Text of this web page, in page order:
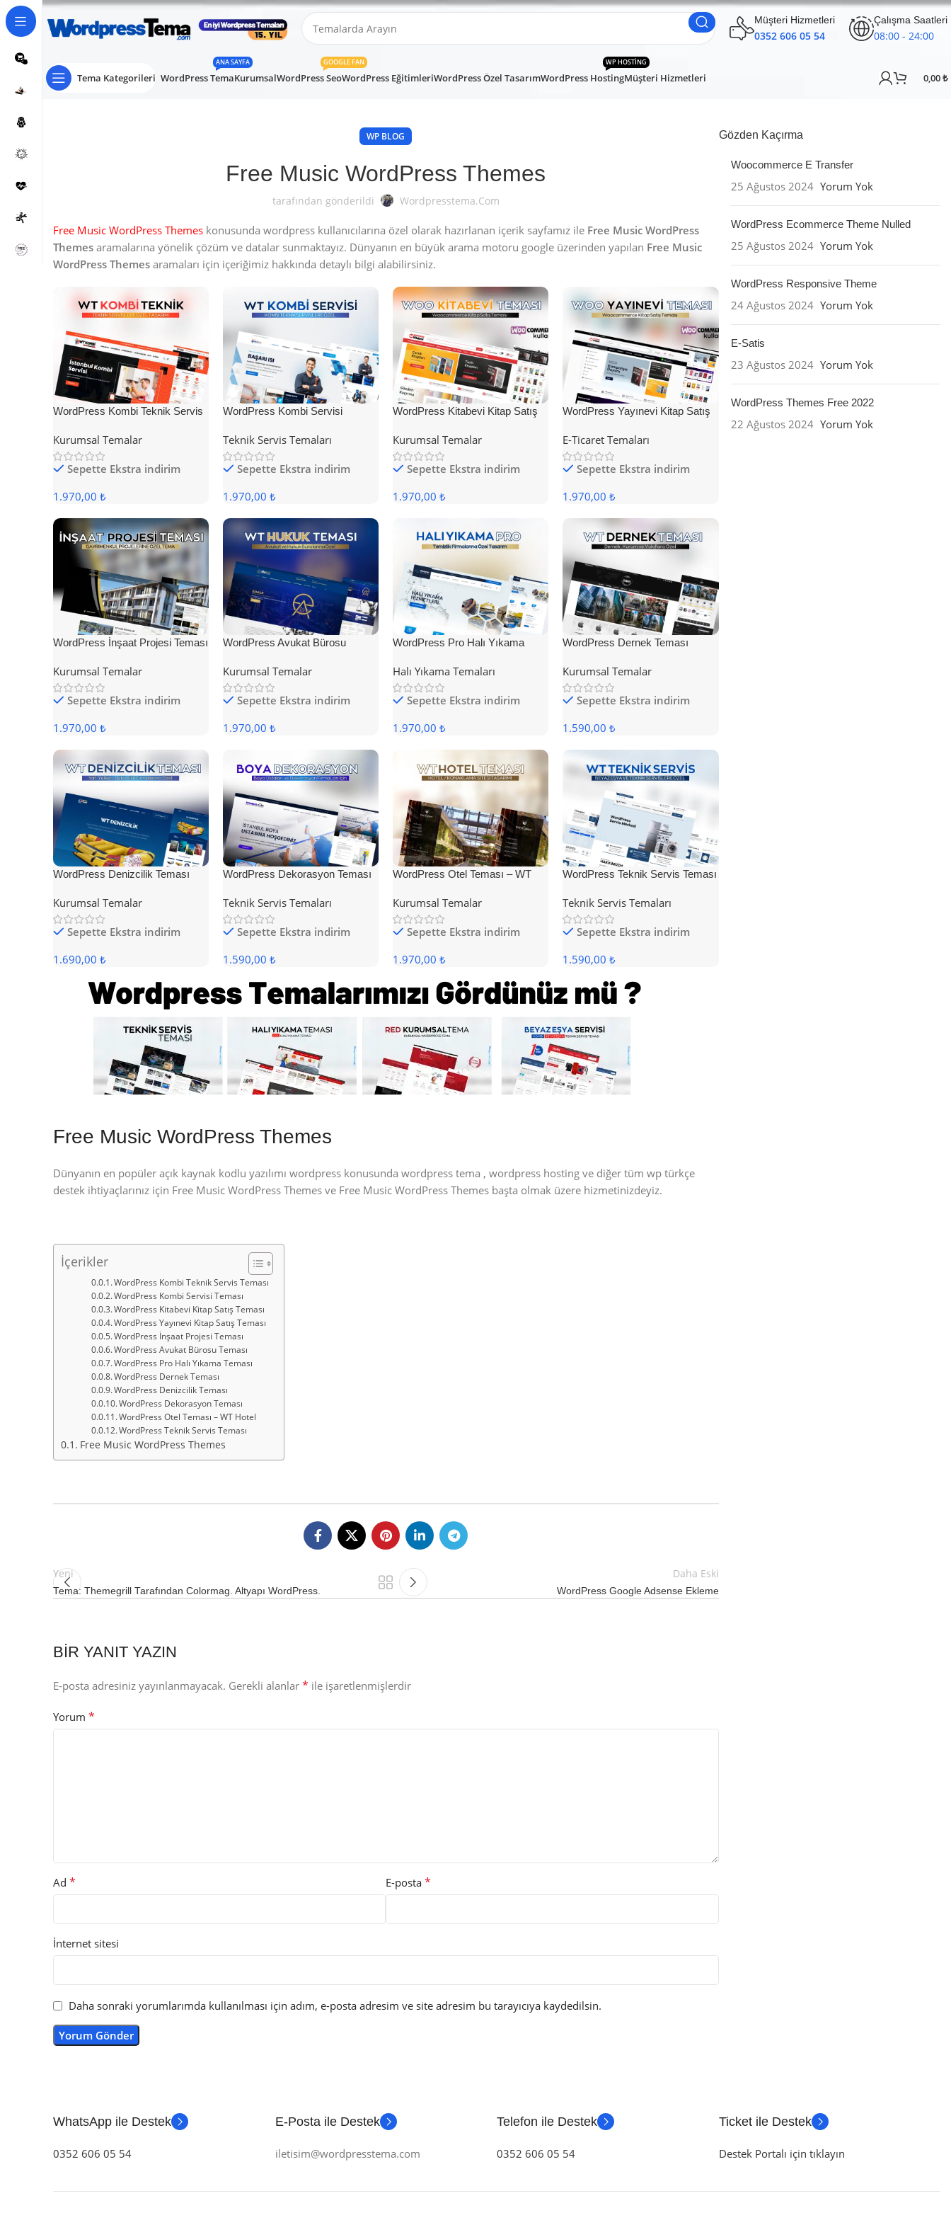
Müşteri Hizmetleri
0352 606 05 54
Çalışma Saatleri
08:00 - 24:00
Tema Kategorileri WordPress Tema
ANA SAYFA
KurumsalWordPress Seo
GOOGLE FAN
WordPress EğitimleriWordPress Özel TasarımWordPress Hosting
WP HOSTING
Müşteri Hizmetleri 0,00₺
WP BLOG
Free Music WordPress Themes
tarafından gönderildi Wordpresstema.com
Free Music WordPress Themes konusunda wordpress kullanıcılarına özel olarak hazırlanan içerik sayfamız ile Free Music WordPress
Themes aramalarına yönelik çözüm ve datalar sunmaktayız. Dünyanın en büyük arama motoru google üzerinden yapılan Free Music
WordPress Themes aramaları için içeriğimiz hakkında detaylı bilgi alabilirsiniz.
WordPress Kombi Teknik Servis
Kurumsal Temalar
Sepette Ekstra indirim
1.970,00 ₺
WordPress Kombi Servisi
Teknik Servis Temaları
Sepette Ekstra indirim
1.970,00 ₺
WordPress Kitabevi Kitap Satış
Kurumsal Temalar
Sepette Ekstra indirim
1.970,00 ₺
WordPress Yayınevi Kitap Satış
E-Ticaret Temaları
Sepette Ekstra indirim
1.970,00 ₺
WordPress İnşaat Projesi Teması
Kurumsal Temalar
Sepette Ekstra indirim
1.970,00 ₺
WordPress Avukat Bürosu
Kurumsal Temalar
Sepette Ekstra indirim
1.970,00 ₺
WordPress Pro Halı Yıkama
Halı Yıkama Temaları
Sepette Ekstra indirim
1.970,00 ₺
WordPress Dernek Teması
Kurumsal Temalar
Sepette Ekstra indirim
1.590,00 ₺
WordPress Denizcilik Teması
Kurumsal Temalar
Sepette Ekstra indirim
1.690,00 ₺
WordPress Dekorasyon Teması
Teknik Servis Temaları
Sepette Ekstra indirim
1.590,00 ₺
WordPress Otel Teması – WT
Kurumsal Temalar
Sepette Ekstra indirim
1.970,00 ₺
WordPress Teknik Servis Teması
Teknik Servis Temaları
Sepette Ekstra indirim
1.590,00 ₺
Free Music WordPress Themes
Dünyanın en popüler açık kaynak kodlu yazılımı wordpress konusunda wordpress tema , wordpress hosting ve diğer tüm wp türkçe
destek ihtiyaçlarınız için Free Music WordPress Themes ve Free Music WordPress Themes başta olmak üzere hizmetinizdeyiz.
İçerikler
WordPress Kombi Teknik Servis Teması
WordPress Kombi Servisi Teması
WordPress Kitabevi Kitap Satış Teması
WordPress Yayınevi Kitap Satış Teması
WordPress İnşaat Projesi Teması
WordPress Avukat Bürosu Teması
WordPress Pro Halı Yıkama Teması
WordPress Dernek Teması
WordPress Denizcilik Teması
WordPress Dekorasyon Teması
WordPress Otel Teması – WT Hotel
WordPress Teknik Servis Teması
Free Music WordPress Themes
Yeni
Tema: Themegrill Tarafından Colormag. Altyapı WordPress.
Daha Eski
WordPress Google Adsense Ekleme
BIR YANIT YAZIN
E-posta adresiniz yayınlanmayacak. Gerekli alanlar * ile işaretlenmişlerdir
Yorum *
Ad * E-posta*
İnternet sitesi
Daha sonraki yorumlarımda kullanılması için adım, e-posta adresim ve site adresim bu tarayıcıya kaydedilsin.
Gözden Kaçırma
Woocommerce E Transfer
25 Ağustos 2024 Yorum Yok
WordPress Ecommerce Theme Nulled
25 Ağustos 2024 Yorum Yok
WordPress Responsive Theme
24 Ağustos 2024 Yorum Yok
E-Satis
23 Ağustos 2024 Yorum Yok
WordPress Themes Free 2022
22 Ağustos 2024 Yorum Yok
WhatsApp ile Destek
0352 606 05 54
E-Posta ile Destek
iletisim@wordpresstema.com
Telefon ile Destek
0352 606 05 54
Ticket ile Destek
Destek Portalı için tıklayın